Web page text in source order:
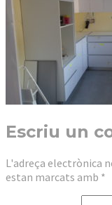
Escriu un
L'adreça electrònica
estan marcats amb *